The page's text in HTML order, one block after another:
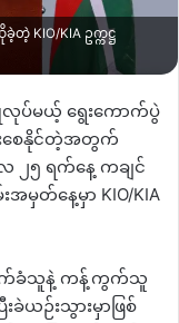
တဲ့ KIO/KIA ဥက္ကဋ္ဌ
လုပ်မယ့် ရွေးကောက်ပွဲ
စေနိုင်တဲ့အတွက်
၂၅ ရက်နေ့ ကချင်
အမှတ်နေ့မှာ KIO/KIA
ာက်ခံသူနဲ့ ကန့်ကွက်သူ
ခဲယဉ်းသွားမှာဖြစ်